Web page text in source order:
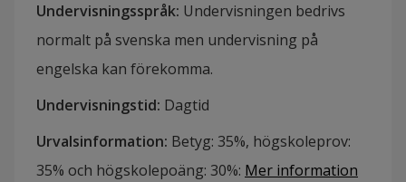
Undervisningsspråk: Undervisningen bedrivs
normalt på svenska men undervisning på
engelska kan förekomma.
Undervisningstid: Dagtid
Urvalsinformation: Betyg: 35%, högskoleprov:
35% och högskolepoäng: 30%: Mer information